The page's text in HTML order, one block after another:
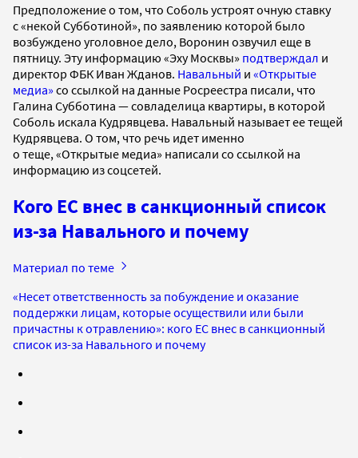
Предположение о том, что Соболь устроят очную ставку
с «некой Субботиной», по заявлению которой было
возбуждено уголовное дело, Воронин озвучил еще в
пятницу. Эту информацию «Эху Москвы» подтверждал и
директор ФБК Иван Жданов. Навальный и «Открытые
медиа» со ссылкой на данные Росреестра писали, что
Галина Субботина — совладелица квартиры, в которой
Соболь искала Кудрявцева. Навальный называет ее тещей
Кудрявцева. О том, что речь идет именно
о теще, «Открытые медиа» написали со ссылкой на
информацию из соцсетей.
Кого ЕС внес в санкционный список
из-за Навального и почему
Материал по теме
«Несет ответственность за побуждение и оказание
поддержки лицам, которые осуществили или были
причастны к отравлению»: кого ЕС внес в санкционный
список из-за Навального и почему